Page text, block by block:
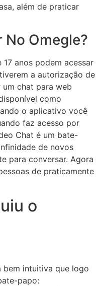
além de praticar
No Omegle?
anos podem acessar
a autorização de
um chat para web
como
o aplicativo você
faz acesso por
Chat é um bate-
de novos
para conversar. Agora
de praticamente
o
bem intuitiva que logo
papo: